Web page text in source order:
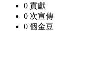
0 貢獻
0 次宣傳
0 個金豆